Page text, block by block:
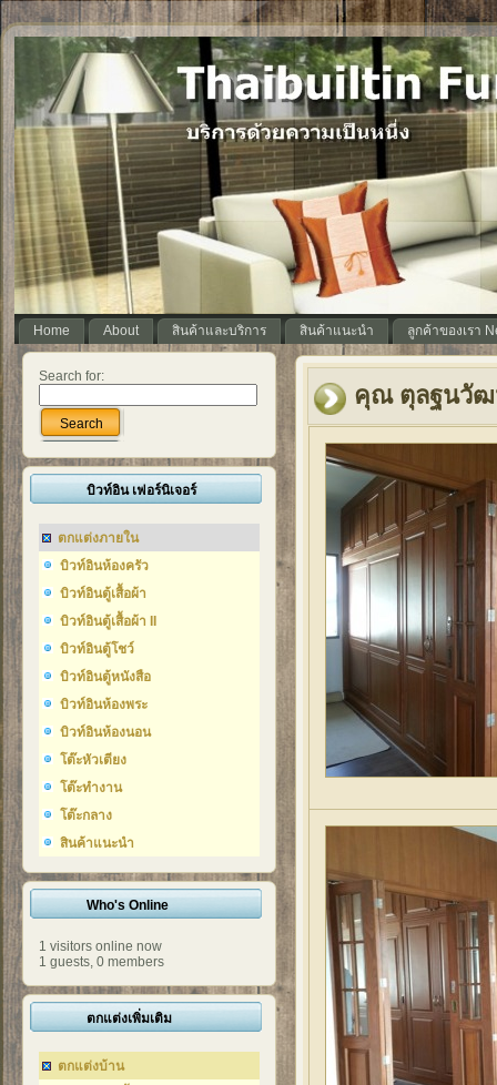
Home About สินค้าและบริการ สินค้าแนะนำ ลูกค้าของเรา
Search for:
Search
บิวท์อิน เฟอร์นิเจอร์
ตกแต่งภายใน
บิวท์อินห้องครัว
บิวท์อินตู้เสื้อผ้า
บิวท์อินตู้เสื้อผ้า II
บิวท์อินตู้โชว์
บิวท์อินตู้หนังสือ
บิวท์อินห้องพระ
บิวท์อินห้องนอน
โต๊ะหัวเตียง
โต๊ะทำงาน
โต๊ะกลาง
สินค้าแนะนำ
Who's Online
1 visitors online now
1 guests, 0 members
ตกแต่งเพิ่มเติม
ตกแต่งบ้าน
คุณ ตุลฐนวัฒ